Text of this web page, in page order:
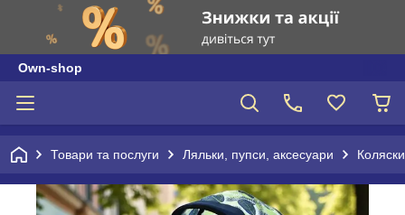
Own-shop
Товари та послуги Ляльки, пупси, аксесуари